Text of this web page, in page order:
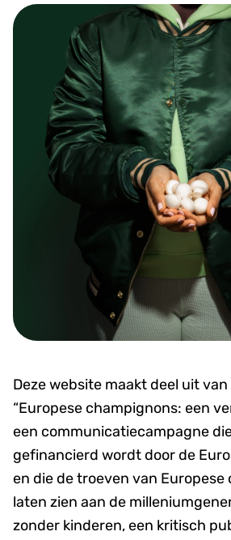
Deze website maakt deel uit
“Europese champignons: een
een communicatiecampagne
gefinancierd wordt door de
en die de troeven van Europese
laten zien aan de
zonder kinderen, een kritisch